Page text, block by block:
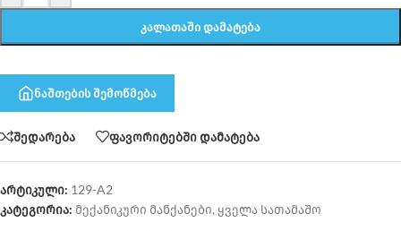
ᲙᲐᲚᲐᲗᲐᲨᲘ ᲓᲐᲛᲐᲢᲔᲑᲐ
ნაშთების შემოწმება
შედარება ფავორიტებში დამატება
არტიკული: 129-A2
კატეგორია: მექანიკური მანქანები, ყველა სათამაშო